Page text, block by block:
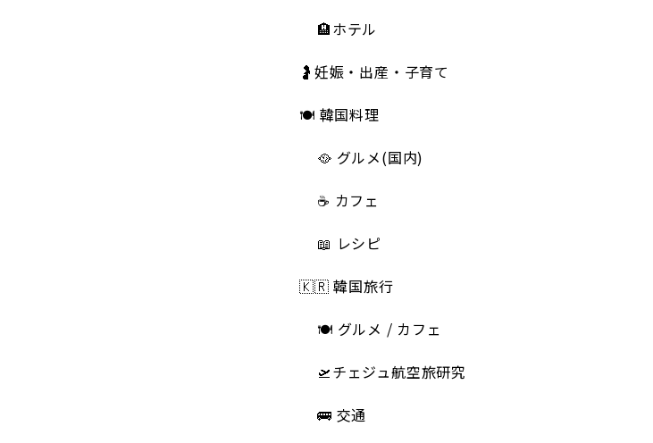
🏨ホテル
🤰妊娠・出産・子育て
🍽 韓国料理
🥘 グルメ(国内)
☕️ カフェ
📖 レシピ
🇰🇷 韓国旅行
🍽 グルメ / カフェ
🛫チェジュ航空旅研究
🚌 交通